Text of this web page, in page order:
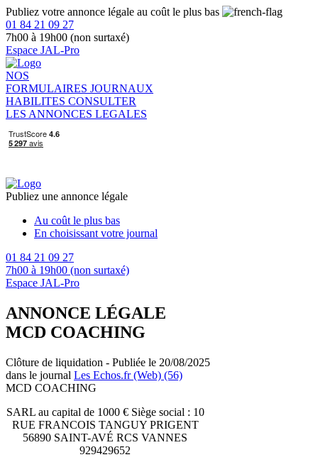
Publiez votre annonce légale au coût le plus bas
01 84 21 09 27
7h00 à 19h00 (non surtaxé)
Espace JAL-Pro
NOS
FORMULAIRES JOURNAUX
HABILITES CONSULTER
LES ANNONCES LEGALES
Publiez une annonce légale
Au coût le plus bas
En choisissant votre journal
01 84 21 09 27
7h00 à 19h00 (non surtaxé)
Espace JAL-Pro
ANNONCE LÉGALE
MCD COACHING
Clôture de liquidation - Publiée le 20/08/2025
dans le journal Les Echos.fr (Web) (56)
MCD COACHING
SARL au capital de 1000 € Siège social : 10
RUE FRANCOIS TANGUY PRIGENT
56890 SAINT-AVÉ RCS VANNES
929429652